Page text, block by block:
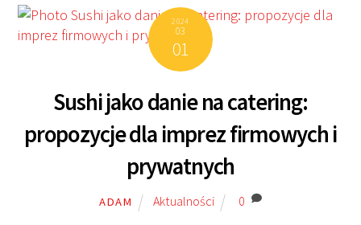
2024
03
01
Sushi jako danie na catering:
propozycje dla imprez firmowych i
prywatnych
ADAM Aktualności 0